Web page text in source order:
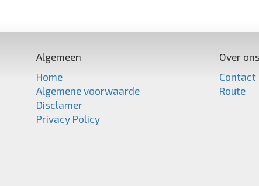
Algemeen
Home
Algemene voorwaarde
Disclamer
Privacy Policy
Over ons
Contact
Route